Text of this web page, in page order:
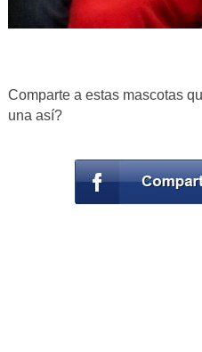
Comparte a estas mascotas
una así?